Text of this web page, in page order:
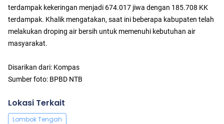
terdampak kekeringan menjadi 674.017 jiwa dengan 185.708 KK
terdampak. Khalik mengatakan, saat ini beberapa kabupaten telah
melakukan droping air bersih untuk memenuhi kebutuhan air
masyarakat.
Disarikan dari: Kompas
Sumber foto: BPBD NTB
Lokasi Terkait
Lombok Tengah